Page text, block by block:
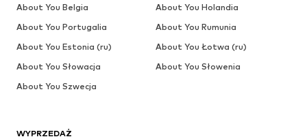
WYPRZEDAŻ
About You Belgia
About You Holandia
About You Portugalia
About You Rumunia
About You Estonia (ru)
About You Łotwa (ru)
About You Słowacja
About You Słowenia
About You Szwecja